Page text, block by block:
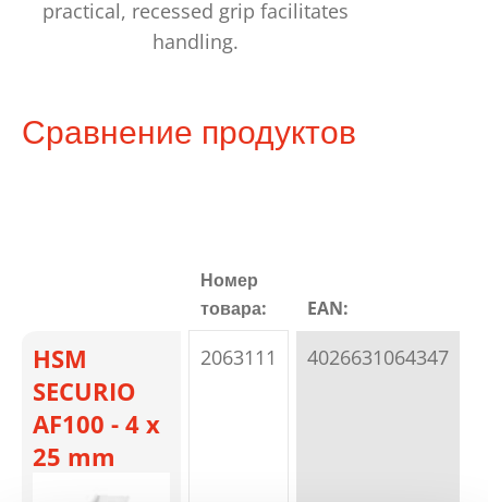
practical, recessed grip facilitates
handling.
Сравнение продуктов
Номер
товара:
EAN:
HSM
SECURIO
AF100 - 4 x
25 mm
2063111 4026631064347